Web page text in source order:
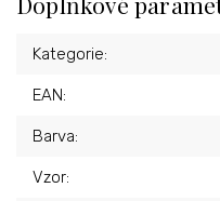
Kategorie:
EAN:
Barva:
Vzor: